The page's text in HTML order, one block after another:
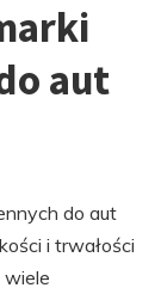
aut
do aut
i trwałości
wiele